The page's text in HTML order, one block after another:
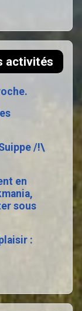
activités
/!\
en
sous
: